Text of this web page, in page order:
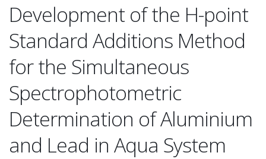
Development of the H-point
Standard Additions Method
for the Simultaneous
Spectrophotometric
Determination of Aluminium
and Lead in Aqua System